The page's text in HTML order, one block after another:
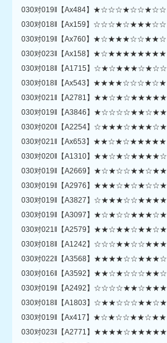
030对019‖【Ax484】
030对018‖【Ax159】
030对019‖【Ax760】
030对023‖【Ax158】
030对018‖【A1715】
030对018‖【Ax543】
030对021‖【A2781】
030对019‖【A3846】
030对020‖【A2254】
030对021‖【Ax653】
030对020‖【A1310】
030对019‖【A2669】
030对019‖【A2976】
030对019‖【A3827】
030对019‖【A3097】
030对021‖【A2579】
030对018‖【A1242】
030对022‖【A3568】
030对016‖【A3592】
030对019‖【A2492】
030对018‖【A1803】
030对019‖【Ax417】
030对023‖【A2771】